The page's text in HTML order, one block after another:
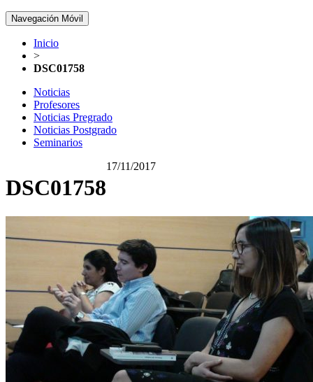
Navegación Móvil
Inicio
>
DSC01758
Noticias
Profesores
Noticias Pregrado
Noticias Postgrado
Seminarios
DSC01758
17/11/2017